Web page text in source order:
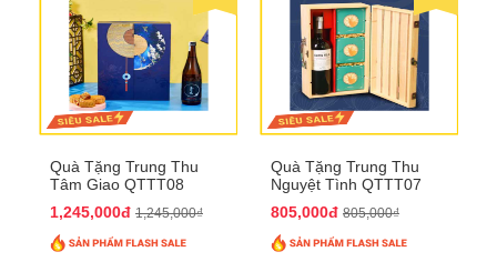
Quà Tặng Trung Thu
Tâm Giao QTTT08
1,245,000đ 1,245,000₫
Quà Tặng Trung Thu
Nguyệt Tình QTTT07
805,000đ 805,000₫